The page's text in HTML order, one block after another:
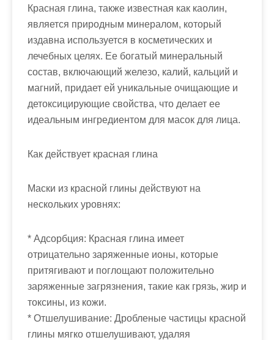
Красная глина, также известная как каолин,
является природным минералом, который
издавна используется в косметических и
лечебных целях. Ее богатый минеральный
состав, включающий железо, калий, кальций и
магний, придает ей уникальные очищающие и
детоксицирующие свойства, что делает ее
идеальным ингредиентом для масок для лица.
Как действует красная глина
Маски из красной глины действуют на
нескольких уровнях:
* Адсорбция: Красная глина имеет
отрицательно заряженные ионы, которые
притягивают и поглощают положительно
заряженные загрязнения, такие как грязь, жир и
токсины, из кожи.
* Отшелушивание: Дробленые частицы красной
глины мягко отшелушивают, удаляя